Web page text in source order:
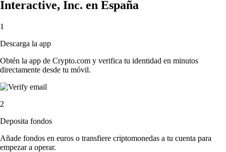
Interactive, Inc. en España
1
Descarga la app
Obtén la app de Crypto.com y verifica tu identidad en minutos
directamente desde tu móvil.
2
Deposita fondos
Añade fondos en euros o transfiere criptomonedas a tu cuenta para
empezar a operar.